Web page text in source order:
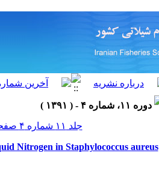
دوره ۱۱، شماره ۴ - ( ۱۳۹۱ )
جلد ۱۱ شماره ۴ صفحات ۹۲۹-۹۲۶
Nitrogen in Staphylococcus aureus